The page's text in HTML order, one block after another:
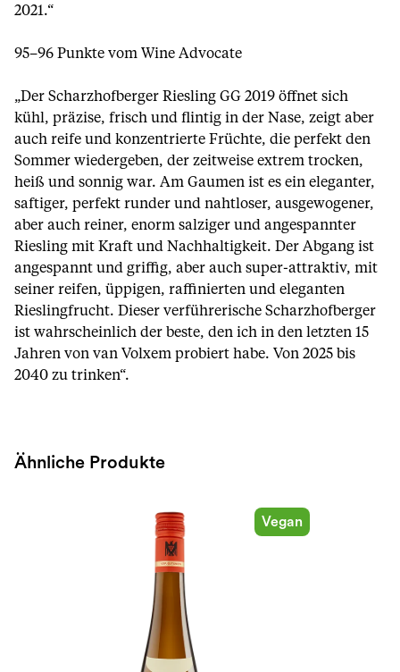
2021.“
95–96 Punkte vom Wine Advocate
„Der Scharzhofberger Riesling GG 2019 öffnet sich
kühl, präzise, frisch und flintig in der Nase, zeigt aber
auch reife und konzentrierte Früchte, die perfekt den
Sommer wiedergeben, der zeitweise extrem trocken,
heiß und sonnig war. Am Gaumen ist es ein eleganter,
saftiger, perfekt runder und nahtloser, ausgewogener,
aber auch reiner, enorm salziger und angespannter
Riesling mit Kraft und Nachhaltigkeit. Der Abgang ist
angespannt und griffig, aber auch super-attraktiv, mit
seiner reifen, üppigen, raffinierten und eleganten
Rieslingfrucht. Dieser verführerische Scharzhofberger
ist wahrscheinlich der beste, den ich in den letzten 15
Jahren von van Volxem probiert habe. Von 2025 bis
2040 zu trinken“.
Ähnliche Produkte
Vegan